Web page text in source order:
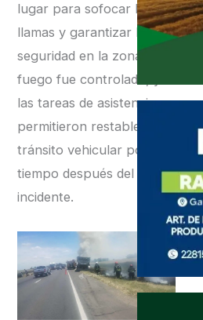
lugar para sofocar las
llamas y garantizar la
seguridad en la zona. El
fuego fue controlado, y
las tareas de asistencia
permitieron restablecer el
tránsito vehicular poco
tiempo después del
incidente.